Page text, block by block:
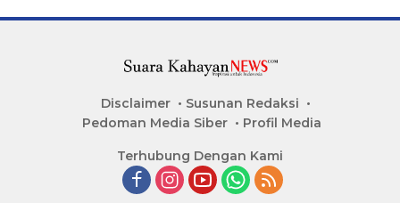
Disclaimer
Susunan Redaksi
Pedoman Media Siber
Profil Media
Terhubung Dengan Kami